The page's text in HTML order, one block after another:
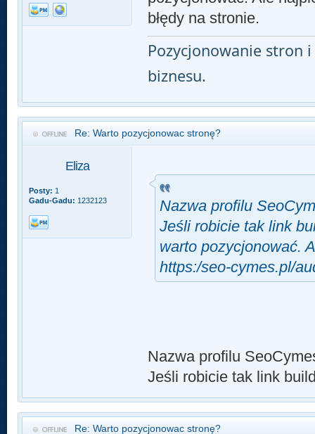
błędy na stronie.
Pozycjonowanie stron
biznesu.
Re: Warto pozycjonowac stronę?
Eliza
Posty: 1
Gadu-Gadu: 1232123
Nazwa profilu
Jeśli robicie tak link
warto pozycjonować.
https:/seo-cymes.pl/
Nazwa profilu
Jeśli robicie tak link
Re: Warto pozycjonowac stronę?